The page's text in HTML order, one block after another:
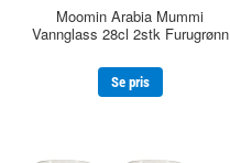
Moomin Arabia Mummi
Vannglass 28cl 2stk Furugrønn
Se pris